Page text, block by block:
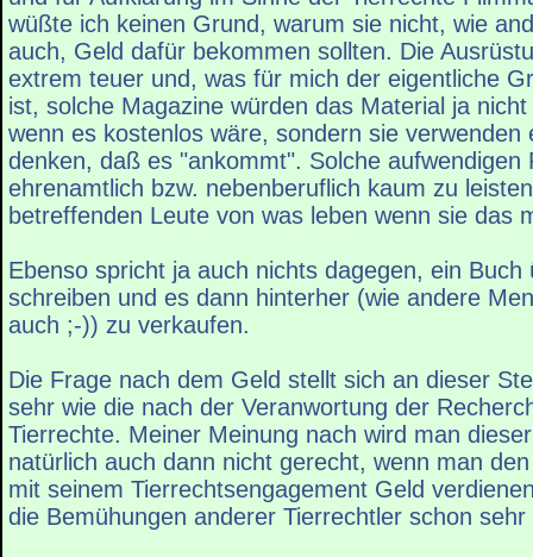
wüßte ich keinen Grund, warum sie nicht, wie
auch, Geld dafür bekommen sollten. Die
extrem teuer und, was für mich der eigentliche
ist, solche Magazine würden das Material ja
wenn es kostenlos wäre, sondern sie verwenden
denken, daß es "ankommt". Solche aufwendigen
ehrenamtlich bzw. nebenberuflich kaum zu
betreffenden Leute von was leben wenn sie das
Ebenso spricht ja auch nichts dagegen, ein Buch
schreiben und es dann hinterher (wie andere
auch ;-)) zu verkaufen.
Die Frage nach dem Geld stellt sich an dieser
sehr wie die nach der Veranwortung der
Tierrechte. Meiner Meinung nach wird man
natürlich auch dann nicht gerecht, wenn man
mit seinem Tierrechtsengagement Geld
die Bemühungen anderer Tierrechtler schon